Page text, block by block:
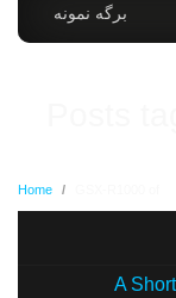
برگه نمونه
Posts
Home
A